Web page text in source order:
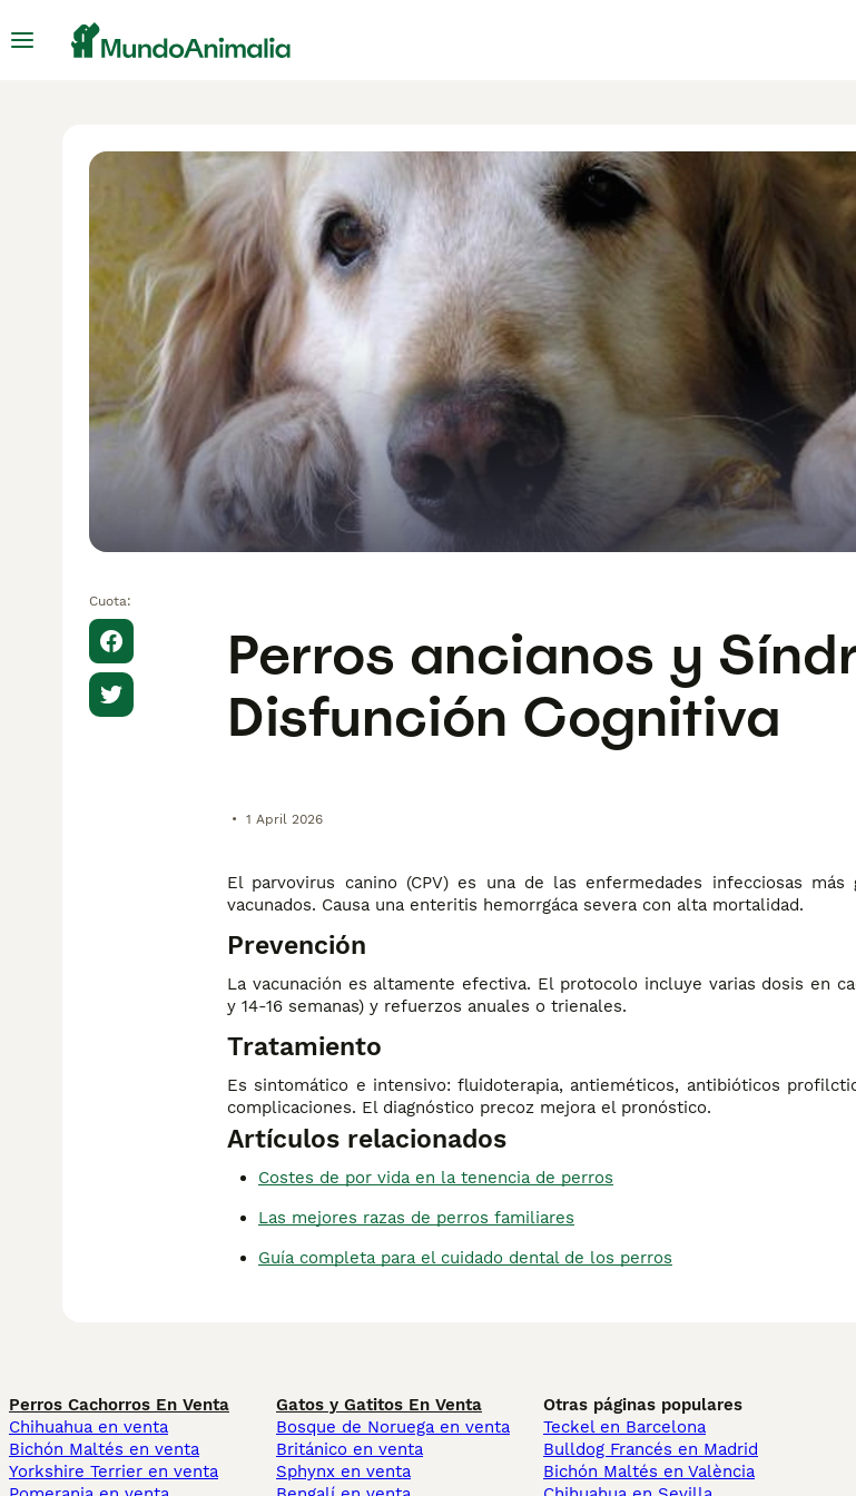
Cuota:
Perros ancianos y
Disfunción Cognitiva
• 1 April 2026
El parvovirus canino (CPV) es una de las enfermedades infecciosas más
vacunados. Causa una enteritis hemorrgáca severa con alta mortalidad.
Prevención
La vacunación es altamente efectiva. El protocolo incluye varias dosis en
y 14-16 semanas) y refuerzos anuales o trienales.
Tratamiento
Es sintomático e intensivo: fluidoterapia, antieméticos, antibióticos
complicaciones. El diagnóstico precoz mejora el pronóstico.
Artículos relacionados
Costes de por vida en la tenencia de perros
Las mejores razas de perros familiares
Guía completa para el cuidado dental de los perros
Perros Cachorros En Venta
Chihuahua en venta
Bichón Maltés en venta
Yorkshire Terrier en venta
Gatos y Gatitos En Venta
Bosque de Noruega en venta
Británico en venta
Sphynx en venta
Otras páginas populares
Teckel en Barcelona
Bulldog Francés en Madrid
Bichón Maltés en València